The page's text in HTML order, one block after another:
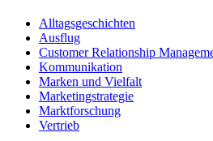
Alltagsgeschichten
Ausflug
Customer Relationship
Kommunikation
Marken und Vielfalt
Marketingstrategie
Marktforschung
Vertrieb